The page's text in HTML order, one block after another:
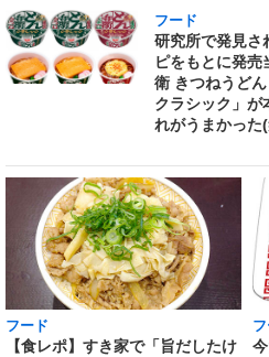
フード
研究所で発見さ
ピをもとに発
衛 きつねうど
クラシック」が
れがうまかった(
フード
【食レポ】すき家で「旨だしたけ